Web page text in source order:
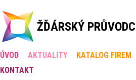
ŽĎÁRSKÝ
ÚVOD AKTUALITY
KATALOG FIREM
KONTAKT